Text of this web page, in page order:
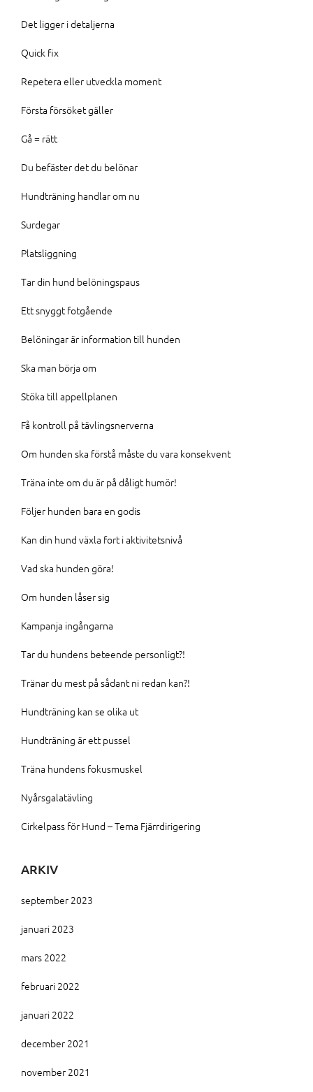
Det ligger i detaljerna
Quick fix
Repetera eller utveckla moment
Första försöket gäller
Gå = rätt
Du befäster det du belönar
Hundträning handlar om nu
Surdegar
Platsliggning
Tar din hund belöningspaus
Ett snyggt fotgående
Belöningar är information till hunden
Ska man börja om
Stöka till appellplanen
Få kontroll på tävlingsnerverna
Om hunden ska förstå måste du vara konsekvent
Träna inte om du är på dåligt humör!
Följer hunden bara en godis
Kan din hund växla fort i aktivitetsnivå
Vad ska hunden göra!
Om hunden låser sig
Kampanja ingångarna
Tar du hundens beteende personligt?!
Tränar du mest på sådant ni redan kan?!
Hundträning kan se olika ut
Hundträning är ett pussel
Träna hundens fokusmuskel
Nyårsgalatävling
Cirkelpass för Hund – Tema Fjärrdirigering
ARKIV
september 2023
januari 2023
mars 2022
februari 2022
januari 2022
december 2021
november 2021